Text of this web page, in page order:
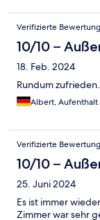
Verifizierte Bewertung
10/10 –
18. Feb. 2024
Rundum zufrieden.
Albert, Aufenthalt
Verifizierte Bewertung
10/10 –
25. Juni 2024
Es ist immer
Zimmer war sehr